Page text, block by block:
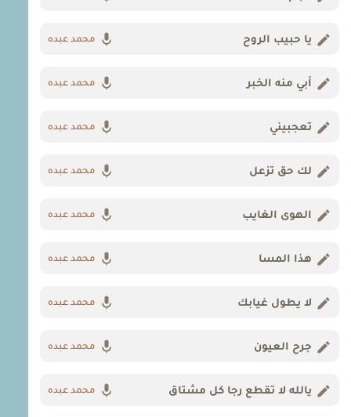
يا حبيب الروح محمد عبده
أبي منه الخبر محمد عبده
تعجبيني محمد عبده
لك حق تزعل محمد عبده
الهوى الغايب محمد عبده
هذا المسا محمد عبده
لا يطول غيابك محمد عبده
جرح العيون محمد عبده
يالله لا تقطع رجا كل مشتاق محمد عبده